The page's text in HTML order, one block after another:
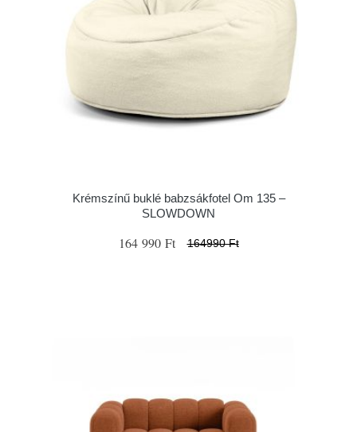
Krémszínű buklé babzsákfotel Om 135 –
SLOWDOWN
164 990 Ft 164990 Ft